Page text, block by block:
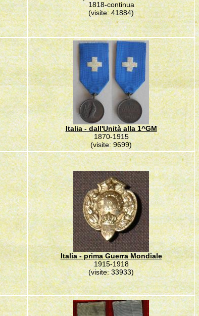
1818-continua
(visite: 41884)
Italia - dall'Unità alla 1^GM
1870-1915
(visite: 9699)
Italia - prima Guerra Mondiale
1915-1918
(visite: 33933)